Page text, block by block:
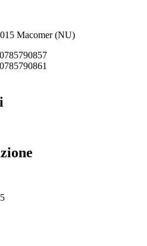
Macomer (NU)
0785790857
0785790861